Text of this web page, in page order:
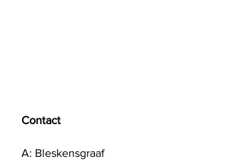
Contact
A: Bleskensgraaf